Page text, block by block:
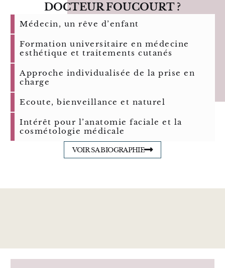
DOCTEUR FOUCOURT ?
Médecin, un rêve d’enfant
Formation universitaire en médecine
esthétique et traitements cutanés
Approche individualisée de la prise en
charge
Ecoute, bienveillance et naturel
Intérêt pour l’anatomie faciale et la
cosmétologie médicale
VOIR SA BIOGRAPHIE